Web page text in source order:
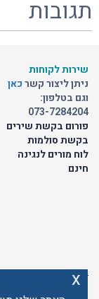
תגובות
שירות לקוחות
ניתן ליצור קשרכאן
וגם בטלפון:
073-7284204
פורום בקשת שירים
בקשת סולמות
לוח מורים לנגינה
חינם
x